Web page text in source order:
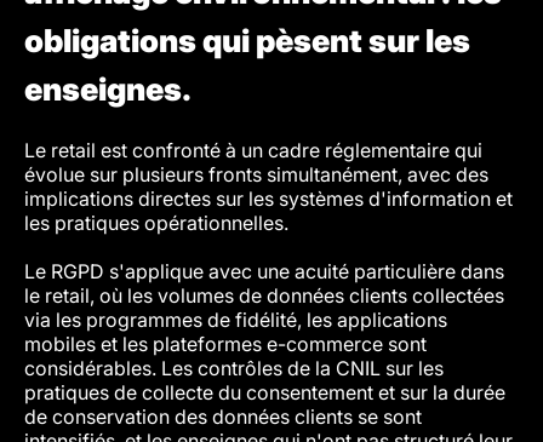
obligations qui pèsent sur les
enseignes.
Le retail est confronté à un cadre réglementaire qui
évolue sur plusieurs fronts simultanément, avec des
implications directes sur les systèmes d'information et
les pratiques opérationnelles.
Le RGPD s'applique avec une acuité particulière dans
le retail, où les volumes de données clients collectées
via les programmes de fidélité, les applications
mobiles et les plateformes e-commerce sont
considérables. Les contrôles de la CNIL sur les
pratiques de collecte du consentement et sur la durée
de conservation des données clients se sont